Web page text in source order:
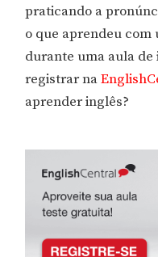
praticando a
o que aprendeu
durante uma aula de
registrar na
aprender inglês?